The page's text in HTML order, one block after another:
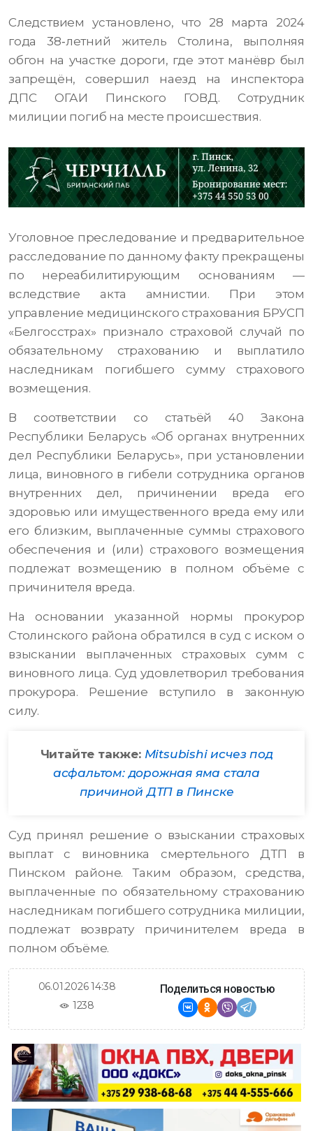
Следствием установлено, что 28 марта 2024
года 38‑летний житель Столина, выполняя
обгон на участке дороги, где этот манёвр был
запрещён, совершил наезд на инспектора
ДПС ОГАИ Пинского ГОВД. Сотрудник
милиции погиб на месте происшествия.
Уголовное преследование и предварительное
расследование по данному факту прекращены
по нереабилитирующим основаниям —
вследствие акта амнистии. При этом
управление медицинского страхования БРУСП
«Белгосстрах» признало страховой случай по
обязательному страхованию и выплатило
наследникам погибшего сумму страхового
возмещения.
В соответствии со статьёй 40 Закона
Республики Беларусь «Об органах внутренних
дел Республики Беларусь», при установлении
лица, виновного в гибели сотрудника органов
внутренних дел, причинении вреда его
здоровью или имущественного вреда ему или
его близким, выплаченные суммы страхового
обеспечения и (или) страхового возмещения
подлежат возмещению в полном объёме с
причинителя вреда.
На основании указанной нормы прокурор
Столинского района обратился в суд с иском о
взыскании выплаченных страховых сумм с
виновного лица. Суд удовлетворил требования
прокурора. Решение вступило в законную
силу.
Читайте также: Mitsubishi исчез под
асфальтом: дорожная яма стала
причиной ДТП в Пинске
Суд принял решение о взыскании страховых
выплат с виновника смертельного ДТП в
Пинском районе. Таким образом, средства,
выплаченные по обязательному страхованию
наследникам погибшего сотрудника милиции,
подлежат возврату причинителем вреда в
полном объёме.
06.01.2026 14:38
1238
Поделиться новостью